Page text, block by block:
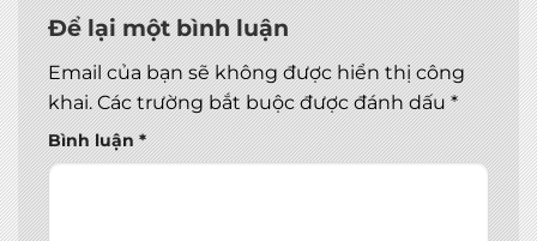
Để lại một bình luận
Email của bạn sẽ không được hiển thị công
khai. Các trường bắt buộc được đánh dấu*
Bình luận*